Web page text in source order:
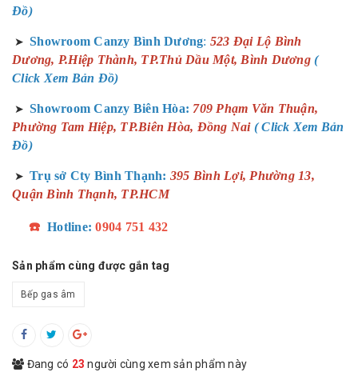
Đồ)
➤ Showroom Canzy Bình Dương: 523 Đại Lộ Bình
Dương, P.Hiệp Thành, TP.Thủ Dầu Một, Bình Dương (
Click Xem Bản Đồ)
➤ Showroom Canzy Biên Hòa: 709 Phạm Văn Thuận,
Phường Tam Hiệp, TP.Biên Hòa, Đồng Nai ( Click Xem Bản
Đồ)
➤ Trụ sở Cty Bình Thạnh: 395 Bình Lợi, Phường 13,
Quận Bình Thạnh, TP.HCM
☎️ Hotline: 0904 751 432
Sản phẩm cùng được gắn tag
Bếp gas âm
Đang có 23 người cùng xem sản phẩm này